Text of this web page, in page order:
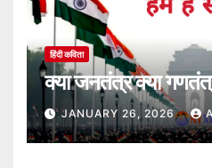
हिंदी कविता
क्या जनतंत्र क्या
JANUARY 26, 2026